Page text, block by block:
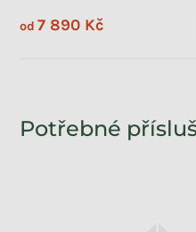
od 7 890 Kč
Potřebné